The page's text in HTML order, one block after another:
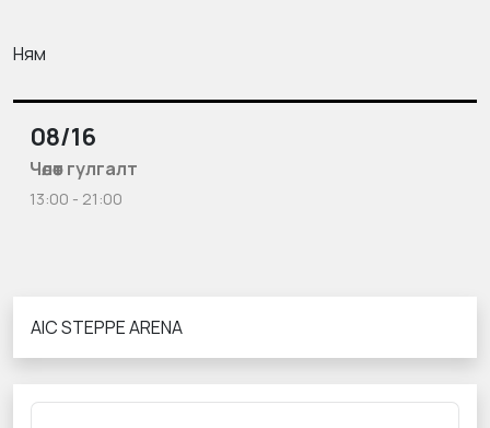
Ням
08/16
Чөлөөт гулгалт
13:00 - 21:00
AIC STEPPE ARENA